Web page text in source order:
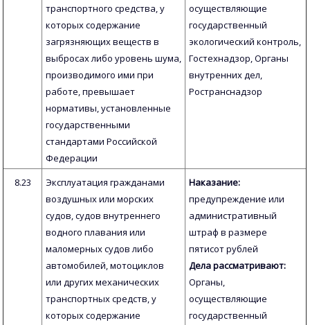
транспортного средства, у
которых содержание
загрязняющих веществ в
выбросах либо уровень шума,
производимого ими при
работе, превышает
нормативы, установленные
государственными
стандартами Российской
Федерации
осуществляющие
государственный
экологический контроль,
Гостехнадзор, Органы
внутренних дел,
Ространснадзор
8.23
Эксплуатация гражданами
воздушных или морских
судов, судов внутреннего
водного плавания или
маломерных судов либо
автомобилей, мотоциклов
или других механических
транспортных средств, у
которых содержание
Наказание:
предупреждение или
административный
штраф в размере
пятисот рублей
Дела рассматривают:
Органы,
осуществляющие
государственный